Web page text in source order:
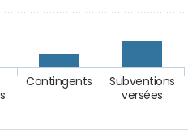
Contingents
Subventions
versées